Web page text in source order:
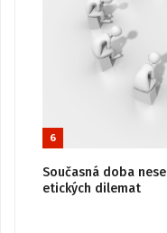
6
Současná doba
etických dilemat